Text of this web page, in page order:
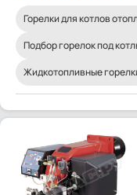
Горелки для котлов
Подбор горелок под
Жидкотопливные